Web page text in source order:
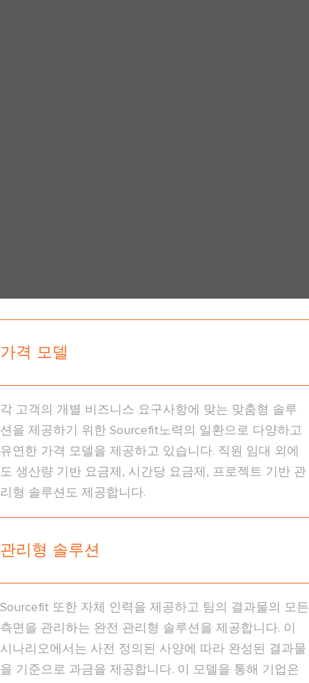
가격 모델
각 고객의 개별 비즈니스 요구사항에 맞는 맞춤형 솔루
션을 제공하기 위한 Sourcefit노력의 일환으로 다양하고
유연한 가격 모델을 제공하고 있습니다. 직원 임대 외에
도 생산량 기반 요금제, 시간당 요금제, 프로젝트 기반 관
리형 솔루션도 제공합니다.
관리형 솔루션
Sourcefit 또한 자체 인력을 제공하고 팀의 결과물의 모든
측면을 관리하는 완전 관리형 솔루션을 제공합니다. 이
시나리오에서는 사전 정의된 사양에 따라 완성된 결과물
을 기준으로 과금을 제공합니다. 이 모델을 통해 기업은